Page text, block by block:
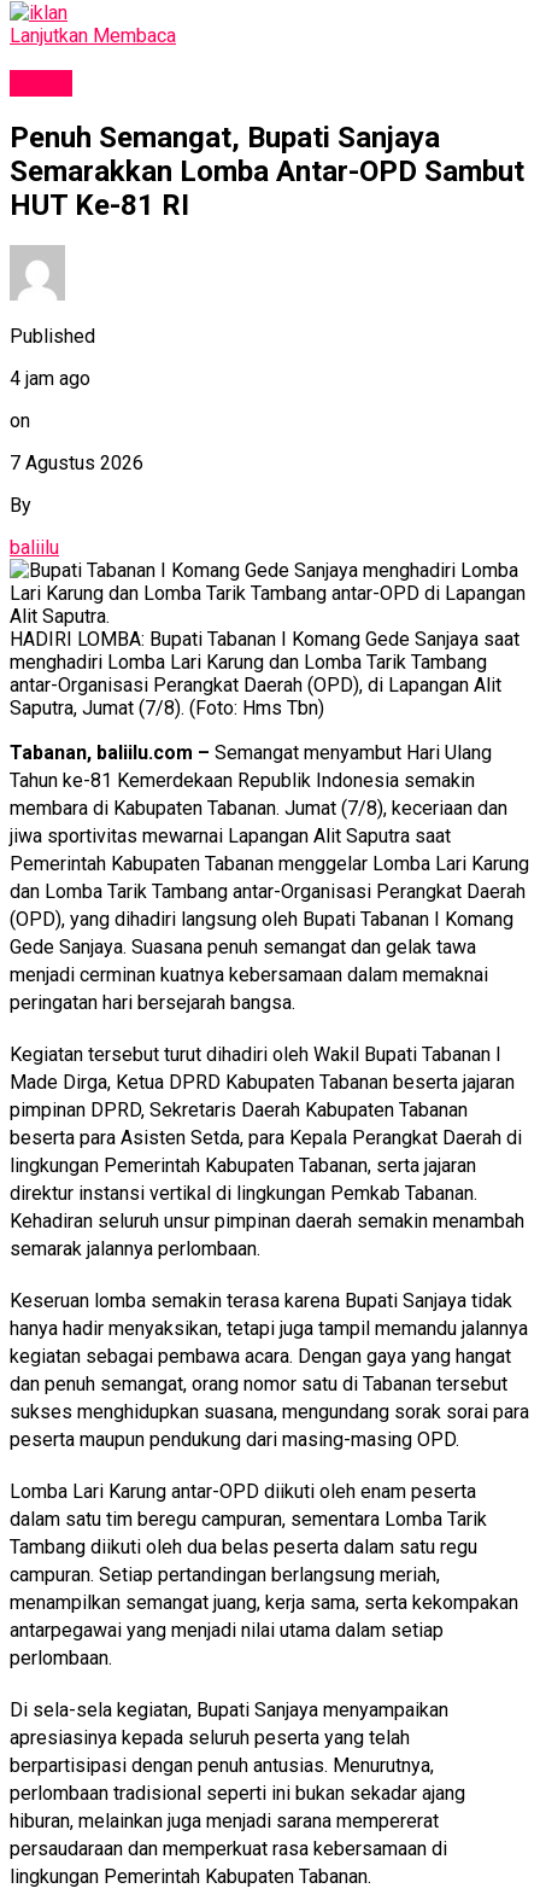
Lanjutkan Membaca
Penuh Semangat, Bupati Sanjaya
Semarakkan Lomba Antar-OPD Sambut
HUT Ke-81 RI
Published
4 jam ago
on
7 Agustus 2026
By
baliilu
HADIRI LOMBA: Bupati Tabanan I Komang Gede Sanjaya saat
menghadiri Lomba Lari Karung dan Lomba Tarik Tambang
antar-Organisasi Perangkat Daerah (OPD), di Lapangan Alit
Saputra, Jumat (7/8). (Foto: Hms Tbn)
Tabanan, baliilu.com – Semangat menyambut Hari Ulang
Tahun ke-81 Kemerdekaan Republik Indonesia semakin
membara di Kabupaten Tabanan. Jumat (7/8), keceriaan dan
jiwa sportivitas mewarnai Lapangan Alit Saputra saat
Pemerintah Kabupaten Tabanan menggelar Lomba Lari Karung
dan Lomba Tarik Tambang antar-Organisasi Perangkat Daerah
(OPD), yang dihadiri langsung oleh Bupati Tabanan I Komang
Gede Sanjaya. Suasana penuh semangat dan gelak tawa
menjadi cerminan kuatnya kebersamaan dalam memaknai
peringatan hari bersejarah bangsa.
Kegiatan tersebut turut dihadiri oleh Wakil Bupati Tabanan I
Made Dirga, Ketua DPRD Kabupaten Tabanan beserta jajaran
pimpinan DPRD, Sekretaris Daerah Kabupaten Tabanan
beserta para Asisten Setda, para Kepala Perangkat Daerah di
lingkungan Pemerintah Kabupaten Tabanan, serta jajaran
direktur instansi vertikal di lingkungan Pemkab Tabanan.
Kehadiran seluruh unsur pimpinan daerah semakin menambah
semarak jalannya perlombaan.
Keseruan lomba semakin terasa karena Bupati Sanjaya tidak
hanya hadir menyaksikan, tetapi juga tampil memandu jalannya
kegiatan sebagai pembawa acara. Dengan gaya yang hangat
dan penuh semangat, orang nomor satu di Tabanan tersebut
sukses menghidupkan suasana, mengundang sorak sorai para
peserta maupun pendukung dari masing-masing OPD.
Lomba Lari Karung antar-OPD diikuti oleh enam peserta
dalam satu tim beregu campuran, sementara Lomba Tarik
Tambang diikuti oleh dua belas peserta dalam satu regu
campuran. Setiap pertandingan berlangsung meriah,
menampilkan semangat juang, kerja sama, serta kekompakan
antarpegawai yang menjadi nilai utama dalam setiap
perlombaan.
Di sela-sela kegiatan, Bupati Sanjaya menyampaikan
apresiasinya kepada seluruh peserta yang telah
berpartisipasi dengan penuh antusias. Menurutnya,
perlombaan tradisional seperti ini bukan sekadar ajang
hiburan, melainkan juga menjadi sarana mempererat
persaudaraan dan memperkuat rasa kebersamaan di
lingkungan Pemerintah Kabupaten Tabanan.